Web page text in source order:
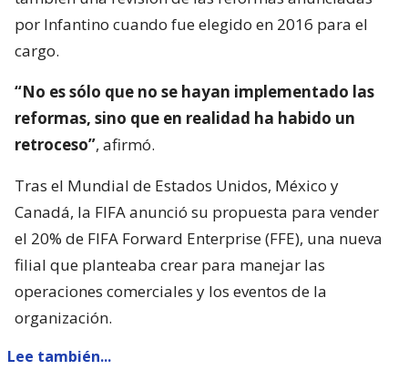
por Infantino cuando fue elegido en 2016 para el
cargo.
“No es sólo que no se hayan implementado las
reformas, sino que en realidad ha habido un
retroceso”, afirmó.
Tras el Mundial de Estados Unidos, México y
Canadá, la FIFA anunció su propuesta para vender
el 20% de FIFA Forward Enterprise (FFE), una nueva
filial que planteaba crear para manejar las
operaciones comerciales y los eventos de la
organización.
Lee también...